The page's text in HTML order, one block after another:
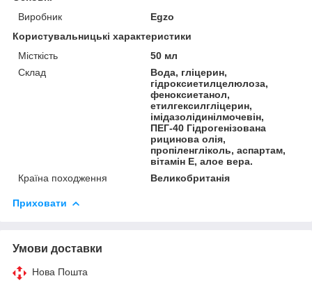
Виробник
Egzo
Користувальницькі характеристики
Місткість
50 мл
Склад
Вода, гліцерин,
гідроксиетилцелюлоза,
феноксиетанол,
етилгексилгліцерин,
імідазолідинілмочевін,
ПЕГ-40 Гідрогенізована
рицинова олія,
пропіленгліколь, аспартам,
вітамін Е, алое вера.
Країна походження
Великобританія
Приховати
Умови доставки
Нова Пошта